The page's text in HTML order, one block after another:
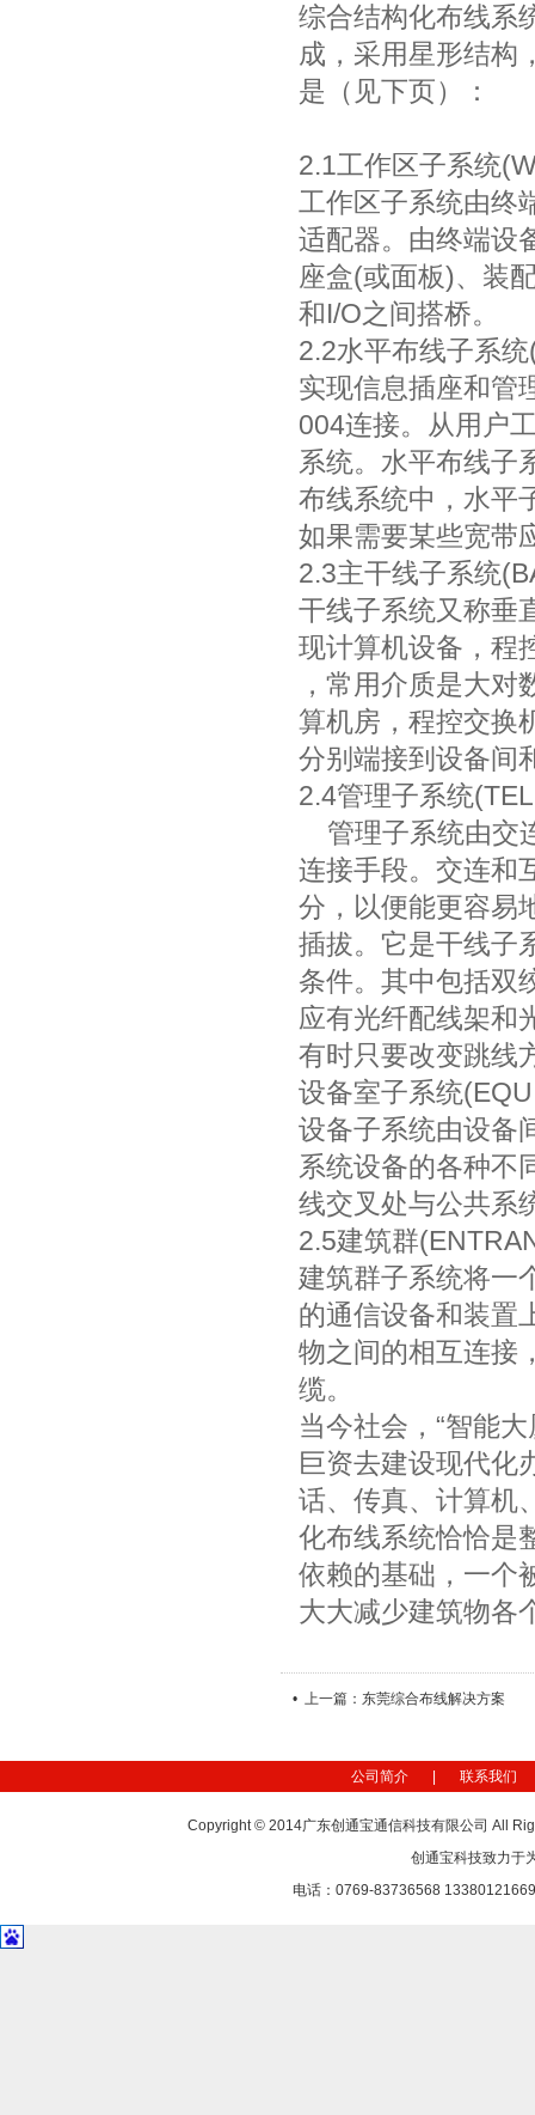
综合结构化布线系
成，采用星形结构
是（见下页）：
2.1工作区子系统
工作区子系统由终
适配器。由终端设
座盒(或面板)、装
和I/O之间搭桥。
2.2水平布线子系
实现信息插座和管
004连接。从用户
系统。水平布线子
布线系统中，水平
如果需要某些宽带
2.3主干线子系统
干线子系统又称垂
现计算机设备，程
，常用介质是大
算机房，程控交换
分别端接到设备间
2.4管理子系统
管理子系统由交
连接手段。交连和
分，以便能更容易
插拔。它是干线子
条件。其中包括双
应有光纤配线架和
有时只要改变跳线
设备室子系统
设备子系统由设备
系统设备的各种不
线交叉处与公共系
2.5建筑群
建筑群子系统将一
的通信设备和装置
物之间的相互连接
缆。
当今社会，“智能
巨资去建设现代化
话、传真、计算机
化布线系统恰恰是
依赖的基础，一个
大大减少建筑物各
• 上一篇：东莞综合布线解决方案
公司简介 联系我们
Copyright © 2014广东创通宝通信科技有限公司 All
创通宝科技致力于
电话：0769-83736568